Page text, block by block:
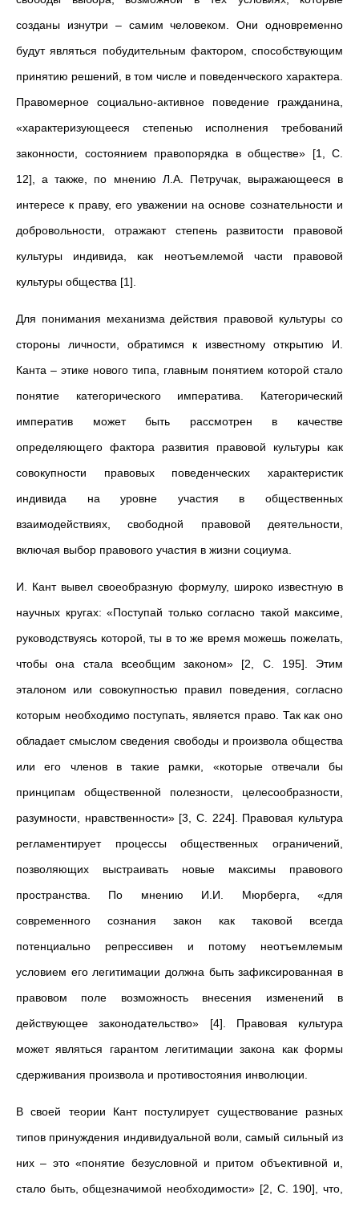
созданы изнутри – самим человеком. Они одновременно
будут являться побудительным фактором, способствующим
принятию решений, в том числе и поведенческого характера.
Правомерное социально-активное поведение гражданина,
«характеризующееся степенью исполнения требований
законности, состоянием правопорядка в обществе» [1, С.
12], а также, по мнению Л.А. Петручак, выражающееся в
интересе к праву, его уважении на основе сознательности и
добровольности, отражают степень развитости правовой
культуры индивида, как неотъемлемой части правовой
культуры общества [1].
Для понимания механизма действия правовой культуры со
стороны личности, обратимся к известному открытию И.
Канта – этике нового типа, главным понятием которой стало
понятие категорического императива. Категорический
императив может быть рассмотрен в качестве
определяющего фактора развития правовой культуры как
совокупности правовых поведенческих характеристик
индивида на уровне участия в общественных
взаимодействиях, свободной правовой деятельности,
включая выбор правового участия в жизни социума.
И. Кант вывел своеобразную формулу, широко известную в
научных кругах: «Поступай только согласно такой максиме,
руководствуясь которой, ты в то же время можешь пожелать,
чтобы она стала всеобщим законом» [2, С. 195]. Этим
эталоном или совокупностью правил поведения, согласно
которым необходимо поступать, является право. Так как оно
обладает смыслом сведения свободы и произвола общества
или его членов в такие рамки, «которые отвечали бы
принципам общественной полезности, целесообразности,
разумности, нравственности» [3, С. 224]. Правовая культура
регламентирует процессы общественных ограничений,
позволяющих выстраивать новые максимы правового
пространства. По мнению И.И. Мюрберга, «для
современного сознания закон как таковой всегда
потенциально репрессивен и потому неотъемлемым
условием его легитимации должна быть зафиксированная в
правовом поле возможность внесения изменений в
действующее законодательство» [4]. Правовая культура
может являться гарантом легитимации закона как формы
сдерживания произвола и противостояния инволюции.
В своей теории Кант постулирует существование разных
типов принуждения индивидуальной воли, самый сильный из
них – это «понятие безусловной и притом объективной и,
стало быть, общезначимой необходимости» [2, С. 190], что,